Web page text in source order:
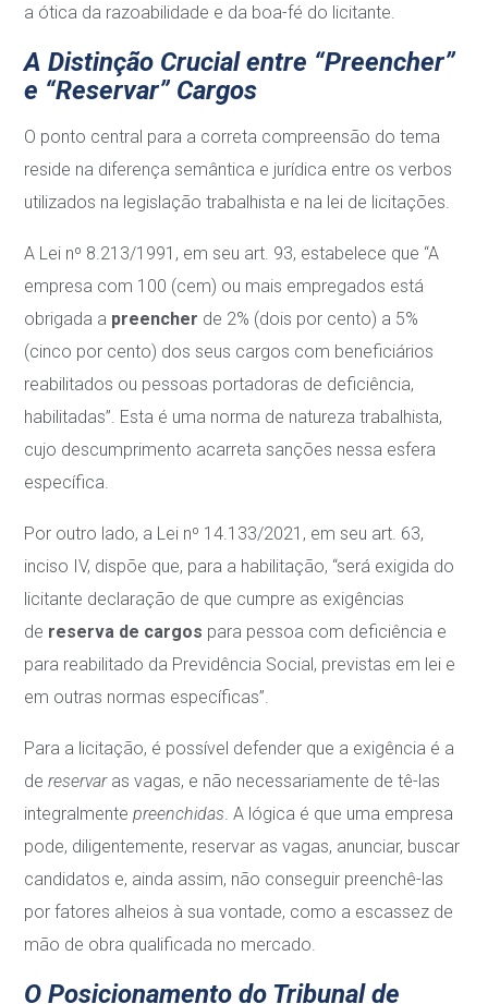
a ótica da razoabilidade e da boa-fé do licitante.
A Distinção Crucial entre “Preencher”
e “Reservar” Cargos
O ponto central para a correta compreensão do tema
reside na diferença semântica e jurídica entre os verbos
utilizados na legislação trabalhista e na lei de licitações.
A Lei nº 8.213/1991, em seu art. 93, estabelece que “A
empresa com 100 (cem) ou mais empregados está
obrigada a preencher de 2% (dois por cento) a 5%
(cinco por cento) dos seus cargos com beneficiários
reabilitados ou pessoas portadoras de deficiência,
habilitadas”. Esta é uma norma de natureza trabalhista,
cujo descumprimento acarreta sanções nessa esfera
específica.
Por outro lado, a Lei nº 14.133/2021, em seu art. 63,
inciso IV, dispõe que, para a habilitação, “será exigida do
licitante declaração de que cumpre as exigências
de reserva de cargos para pessoa com deficiência e
para reabilitado da Previdência Social, previstas em lei e
em outras normas específicas”.
Para a licitação, é possível defender que a exigência é a
dereservaras vagas, e não necessariamente de tê-las
integralmentepreenchidas . A lógica é que uma empresa
pode, diligentemente, reservar as vagas, anunciar, buscar
candidatos e, ainda assim, não conseguir preenchê-las
por fatores alheios à sua vontade, como a escassez de
mão de obra qualificada no mercado.
O Posicionamento do Tribunal de